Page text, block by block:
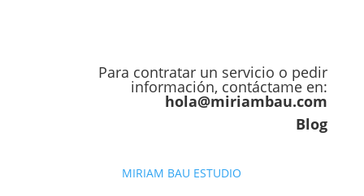
Para contratar un servicio o pedir
información, contáctame en:
hola@miriambau.com
Blog
MIRIAM BAU ESTUDIO